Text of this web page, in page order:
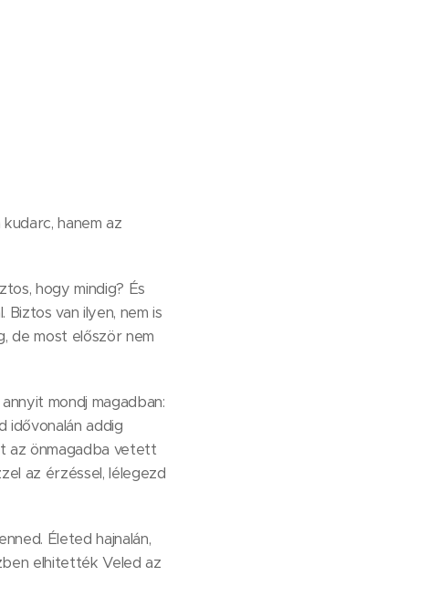
hanem az
hogy mindig? És
van ilyen, nem is
de most először nem
mondj magadban:
idővonalán addig
az önmagadba vetett
az érzéssel, lélegezd
Életed hajnalán,
elhitették Veled az